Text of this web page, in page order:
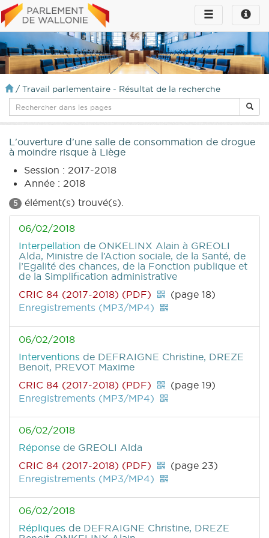
Toggle
infos
Toggle
navigation
/ Travail parlementaire - Résultat de la recherche
L'ouverture d'une salle de consommation de drogue
à moindre risque à Liège
Session : 2017-2018
Année : 2018
5 élément(s) trouvé(s).
06/02/2018
Interpellation de ONKELINX Alain à GREOLI
Alda, Ministre de l’Action sociale, de la Santé, de
l’Egalité des chances, de la Fonction publique et
de la Simplification administrative
CRIC 84 (2017-2018) (PDF)
(page 18)
Enregistrements (MP3/MP4)
06/02/2018
Interventions de DEFRAIGNE Christine, DREZE
Benoit, PREVOT Maxime
CRIC 84 (2017-2018) (PDF)
(page 19)
Enregistrements (MP3/MP4)
06/02/2018
Réponse de GREOLI Alda
CRIC 84 (2017-2018) (PDF)
(page 23)
Enregistrements (MP3/MP4)
06/02/2018
Répliques de DEFRAIGNE Christine, DREZE